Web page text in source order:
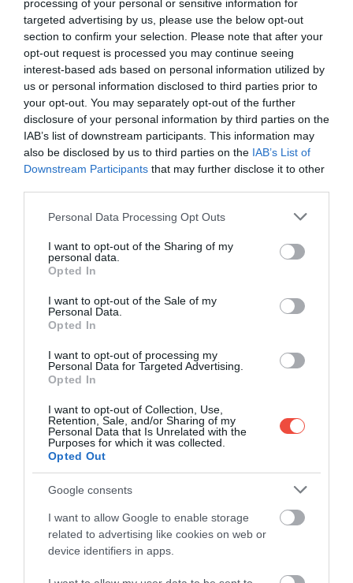
processing of your personal or sensitive information for
targeted advertising by us, please use the below opt-out
section to confirm your selection. Please note that after your
opt-out request is processed you may continue seeing
interest-based ads based on personal information utilized by
us or personal information disclosed to third parties prior to
your opt-out. You may separately opt-out of the further
disclosure of your personal information by third parties on the
IAB’s list of downstream participants. This information may
also be disclosed by us to third parties on the IAB’s List of
Downstream Participants that may further disclose it to other
Please note that this website/app uses one or more Google
not limited to your visit or usage behaviour. You may click to
grant or deny consent to Google and its third-party tags to
use your data for below specified purposes in below Google
consent section.
Personal Data Processing Opt Outs
I want to opt-out of the Sharing of my
personal data.
Opted In
I want to opt-out of the Sale of my
Personal Data.
Opted In
I want to opt-out of processing my
Personal Data for Targeted Advertising.
Opted In
I want to opt-out of Collection, Use,
Retention, Sale, and/or Sharing of my
Personal Data that Is Unrelated with the
Purposes for which it was collected.
Opted Out
Google consents
I want to allow Google to enable storage
related to advertising like cookies on web or
device identifiers in apps.
malátázástól, őrléstől és cefrézéstől kezdve egészen
az erjesztésig és a palackozásig végigkísérhetjük a
folyamatot. A látogatás során hatféle szűretlen sört
is megkóstolhatunk, a fekete sörtől a porteren át a
világos sörig.
amikor a város összes sörfőzdéje
kivonul az utcákra.
GYÓGYFÜRDŐZÉS
DRUSKININKAIBAN